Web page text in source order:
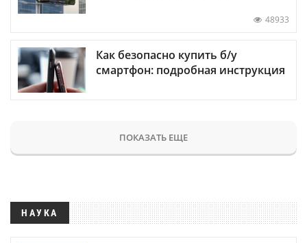
48933
Как безопасно купить б/у
смартфон: подробная инструкция
ПОКАЗАТЬ ЕЩЕ
НАУКА